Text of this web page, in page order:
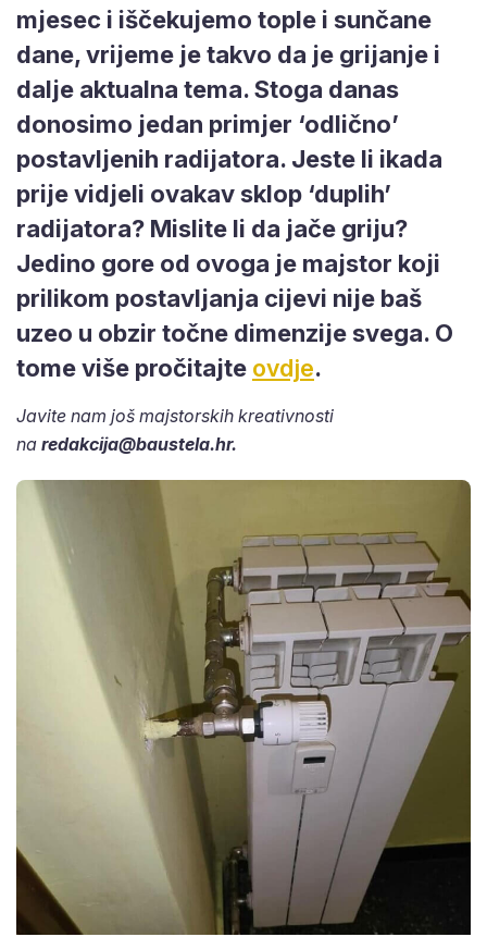
mjesec i iščekujemo tople i sunčane
dane, vrijeme je takvo da je grijanje i
dalje aktualna tema. Stoga danas
donosimo jedan primjer ‘odlično’
postavljenih radijatora. Jeste li ikada
prije vidjeli ovakav sklop ‘duplih’
radijatora? Mislite li da jače griju?
Jedino gore od ovoga je majstor koji
prilikom postavljanja cijevi nije baš
uzeo u obzir točne dimenzije svega. O
tome više pročitajte ovdje.
Javite nam još majstorskih kreativnosti
na redakcija@baustela.hr.